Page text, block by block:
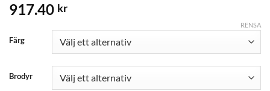
917.40 kr
Färg
Brodyr
RENSA